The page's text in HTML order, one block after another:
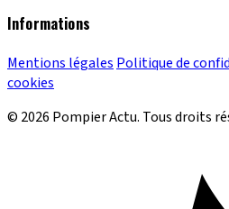
Informations
Mentions légales Politique de
cookies
© 2026 Pompier Actu. Tous droits